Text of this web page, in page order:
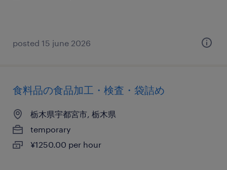
posted 15 june 2026
食料品の食品加工・検査・袋詰め
栃木県宇都宮市, 栃木県
temporary
¥1250.00 per hour